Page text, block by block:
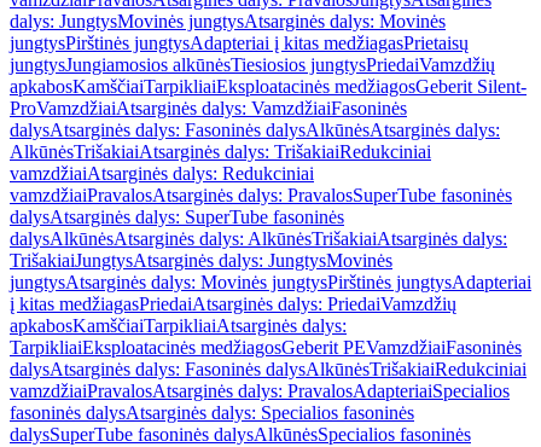
dalys: JungtysMovinės jungtysAtsarginės dalys: Movinės
jungtysPirštinės jungtysAdapteriai į kitas medžiagasPrietaisų
jungtysJungiamosios alkūnėsTiesiosios jungtysPriedaiVamzdžių
apkabosKamščiaiTarpikliaiEksploatacinės medžiagosGeberit Silent-
ProVamzdžiaiAtsarginės dalys: VamzdžiaiFasoninės
dalysAtsarginės dalys: Fasoninės dalysAlkūnėsAtsarginės dalys:
AlkūnėsTrišakiaiAtsarginės dalys: TrišakiaiRedukciniai
vamzdžiaiAtsarginės dalys: Redukciniai
vamzdžiaiPravalosAtsarginės dalys: PravalosSuperTube fasoninės
dalysAtsarginės dalys: SuperTube fasoninės
dalysAlkūnėsAtsarginės dalys: AlkūnėsTrišakiaiAtsarginės dalys:
TrišakiaiJungtysAtsarginės dalys: JungtysMovinės
jungtysAtsarginės dalys: Movinės jungtysPirštinės jungtysAdapteriai
į kitas medžiagasPriedaiAtsarginės dalys: PriedaiVamzdžių
apkabosKamščiaiTarpikliaiAtsarginės dalys:
TarpikliaiEksploatacinės medžiagosGeberit PEVamzdžiaiFasoninės
dalysAtsarginės dalys: Fasoninės dalysAlkūnėsTrišakiaiRedukciniai
vamzdžiaiPravalosAtsarginės dalys: PravalosAdapteriaiSpecialios
fasoninės dalysAtsarginės dalys: Specialios fasoninės
dalysSuperTube fasoninės dalysAlkūnėsSpecialios fasoninės